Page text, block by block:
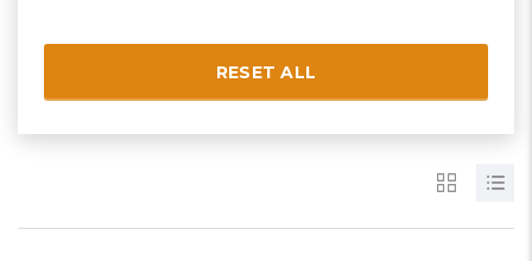
RESET ALL